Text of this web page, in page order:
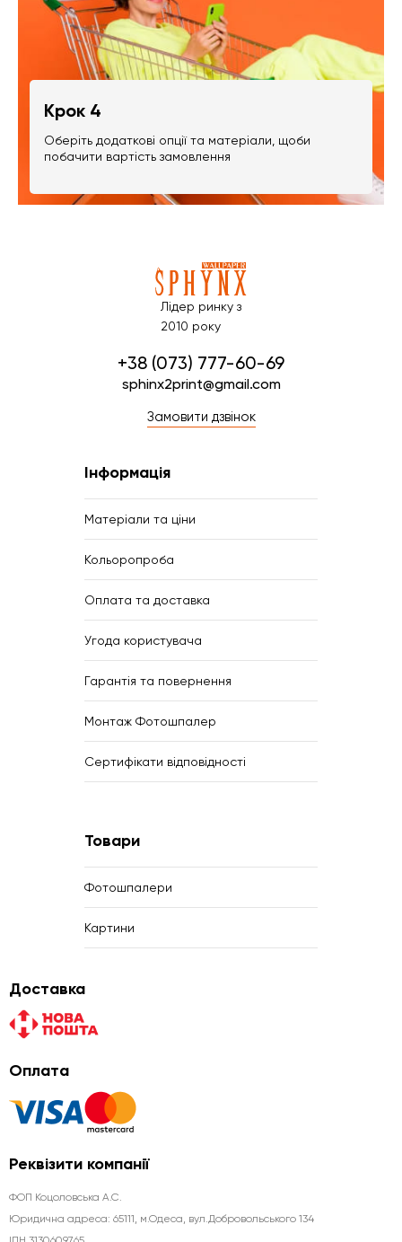
Крок 4
Оберіть додаткові опції та матеріали, щоби
побачити вартість замовлення
Лідер ринку з
2010 року
+38 (073) 777-60-69
sphinx2print@gmail.com
Замовити дзвінок
Інформація
Матеріали та ціни
Кольоропроба
Оплата та доставка
Угода користувача
Гарантія та повернення
Монтаж Фотошпалер
Сертифікати відповідності
Товари
Фотошпалери
Картини
Доставка
Оплата
Реквізити компанії
ФОП Коцоловська А.С.
Юридична aдреса: 65111, м.Одеса, вул.Добровольського 134